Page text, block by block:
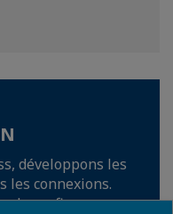
développons les
les connexions.
de confiance pour